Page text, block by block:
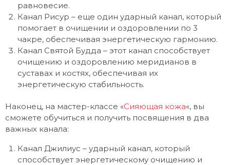
равновесие.
Канал Рисур – еще один ударный канал, который
помогает в очищении и оздоровлении по 3
чакре, обеспечивая энергетическую гармонию.
Канал Святой Будда – этот канал способствует
очищению и оздоровлению меридианов в
суставах и костях, обеспечивая их
энергетическую стабильность.
Наконец, на мастер-классе «Сияющая кожа«, вы
сможете обучиться и получить посвящения в два
важных канала:
Канал Джилиус – ударный канал, который
способствует энергетическому очищению и